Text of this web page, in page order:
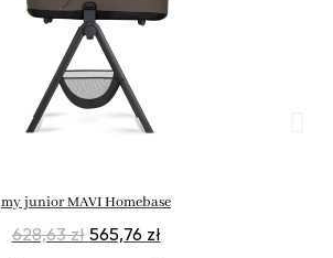
my junior MAVI Homebase
628,63 zł 565,76 zł